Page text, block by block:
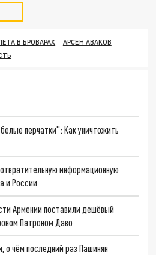
В БРОВАРАХ
АРСЕН АВАКОВ
перчатки": Как уничтожить
информационную
и России
Армении поставили дешёвый
Патроном Даво
о чём последний раз Пашинян